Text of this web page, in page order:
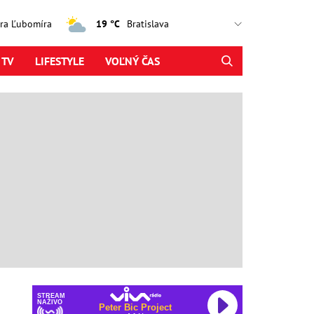
Ľubomíra 19 °C
LIFESTYLE VOĽNÝ ČAS
STREAM
NAŽIVO
Peter Bic Project